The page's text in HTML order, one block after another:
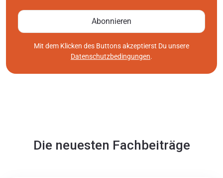
Abonnieren
Mit dem Klicken des Buttons akzeptierst Du unsere
Datenschutzbedingungen.
Die neuesten Fachbeiträge